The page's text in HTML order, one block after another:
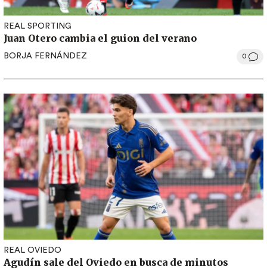
REAL SPORTING
Juan Otero cambia el guion del verano
BORJA FERNÁNDEZ 0
REAL OVIEDO
Agudín sale del Oviedo en busca de minutos